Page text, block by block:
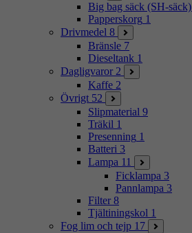
Big bag säck (SH-säck)
Papperskorg 1
Drivmedel 8
Bränsle 7
Dieseltank 1
Dagligvaror 2
Kaffe 2
Övrigt 52
Slipmaterial 9
Träkil 1
Presenning 1
Batteri 3
Lampa 11
Ficklampa 3
Pannlampa 3
Filter 8
Tjältiningskol 1
Fog lim och tejp 17